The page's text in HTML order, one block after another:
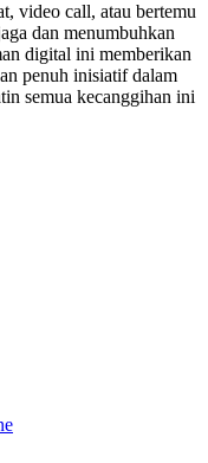
video call, atau bertemu
dan menumbuhkan
digital ini memberikan
penuh inisiatif dalam
semua kecanggihan ini